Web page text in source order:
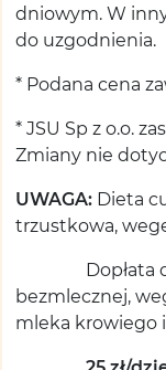
dniowym. W
do uzgodnienia.
* Podana cena
* JSU Sp z o.o.
Zmiany nie
UWAGA: Dieta
trzustkowa,
Dopłata do
bezmlecznej,
mleka krowiego